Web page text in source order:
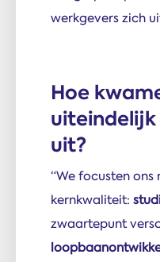
werkgevers zich
Hoe
uit?
“We focusten ons
kernkwaliteit:
zwaartepunt